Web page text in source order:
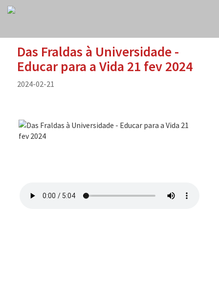
Das Fraldas à Universidade -
Educar para a Vida 21 fev 2024
2024-02-21